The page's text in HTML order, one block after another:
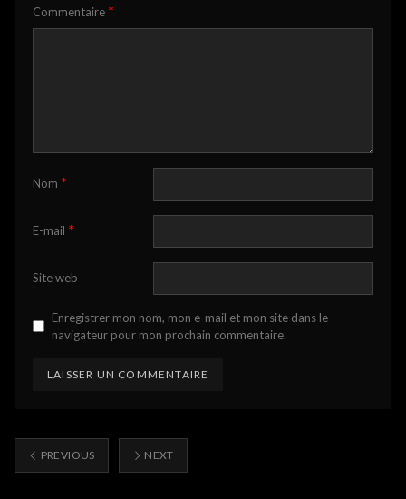
Commentaire *
Nom *
E-mail *
Site web
Enregistrer mon nom, mon e-mail et mon site dans le
navigateur pour mon prochain commentaire.
PREVIOUS NEXT